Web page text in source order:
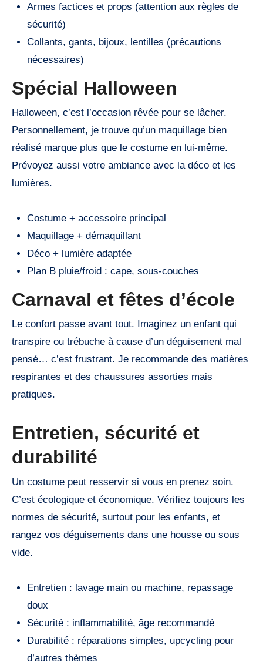
Armes factices et props (attention aux règles de
sécurité)
Collants, gants, bijoux, lentilles (précautions
nécessaires)
Spécial Halloween
Halloween, c’est l’occasion rêvée pour se lâcher.
Personnellement, je trouve qu’un maquillage bien
réalisé marque plus que le costume en lui-même.
Prévoyez aussi votre ambiance avec la déco et les
lumières.
Costume + accessoire principal
Maquillage + démaquillant
Déco + lumière adaptée
Plan B pluie/froid : cape, sous-couches
Carnaval et fêtes d’école
Le confort passe avant tout. Imaginez un enfant qui
transpire ou trébuche à cause d’un déguisement mal
pensé… c’est frustrant. Je recommande des matières
respirantes et des chaussures assorties mais
pratiques.
Entretien, sécurité et
durabilité
Un costume peut resservir si vous en prenez soin.
C’est écologique et économique. Vérifiez toujours les
normes de sécurité, surtout pour les enfants, et
rangez vos déguisements dans une housse ou sous
vide.
Entretien : lavage main ou machine, repassage
doux
Sécurité : inflammabilité, âge recommandé
Durabilité : réparations simples, upcycling pour
d’autres thèmes